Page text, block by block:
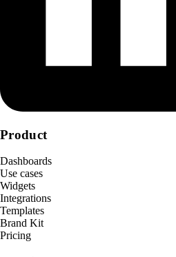
Product
Dashboards
Use cases
Widgets
Integrations
Templates
Brand Kit
Pricing